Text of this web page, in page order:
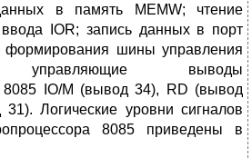
в память MEMW; чтение
IOR; запись данных в порт
шины управления
управляющие выводы
8085 IO/M (вывод 34), RD (вывод
Логические уровни сигналов
8085 приведены в